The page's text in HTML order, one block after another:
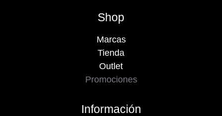
Shop
Marcas
Tienda
Outlet
Promociones
Información